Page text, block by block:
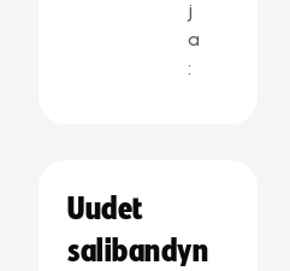
j
a
:
Uudet
salibandyn